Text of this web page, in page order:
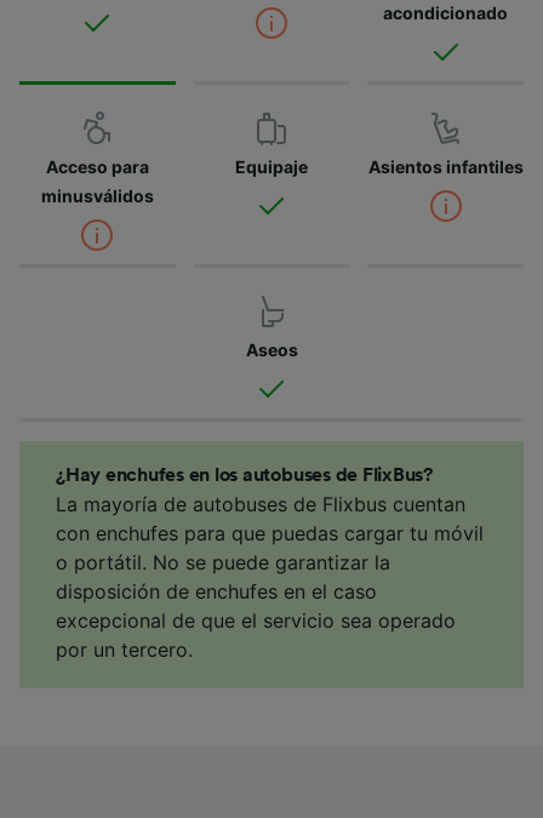
acondicionado
Acceso para
minusválidos
Equipaje Asientos infantiles
Aseos
¿Hay enchufes en los autobuses de FlixBus?
La mayoría de autobuses de Flixbus cuentan
con enchufes para que puedas cargar tu móvil
o portátil. No se puede garantizar la
disposición de enchufes en el caso
excepcional de que el servicio sea operado
por un tercero.